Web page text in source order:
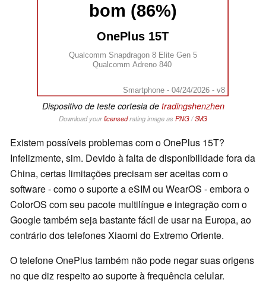
bom (86%)
OnePlus 15T
Qualcomm Snapdragon 8 Elite Gen 5
Qualcomm Adreno 840
Smartphone - 04/24/2026 - v8
Dispositivo de teste cortesia de tradingshenzhen
Download yourlicensedrating image as PNG/SVG
Existem possíveis problemas com o OnePlus 15T?
Infelizmente, sim. Devido à falta de disponibilidade fora da
China, certas limitações precisam ser aceitas com o
software - como o suporte a eSIM ou WearOS - embora o
ColorOS com seu pacote multilíngue e integração com o
Google também seja bastante fácil de usar na Europa, ao
contrário dos telefones Xiaomi do Extremo Oriente.
O telefone OnePlus também não pode negar suas origens
no que diz respeito ao suporte à frequência celular.